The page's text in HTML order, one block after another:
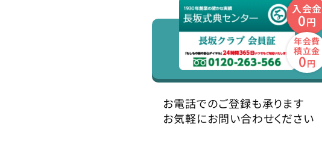
入会金
0円
年会費
積立金
0円
お電話でのご登録も承ります
お気軽にお問い合わせください